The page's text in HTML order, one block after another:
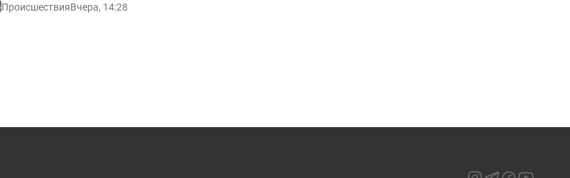
ПроисшествияВчера, 14:28